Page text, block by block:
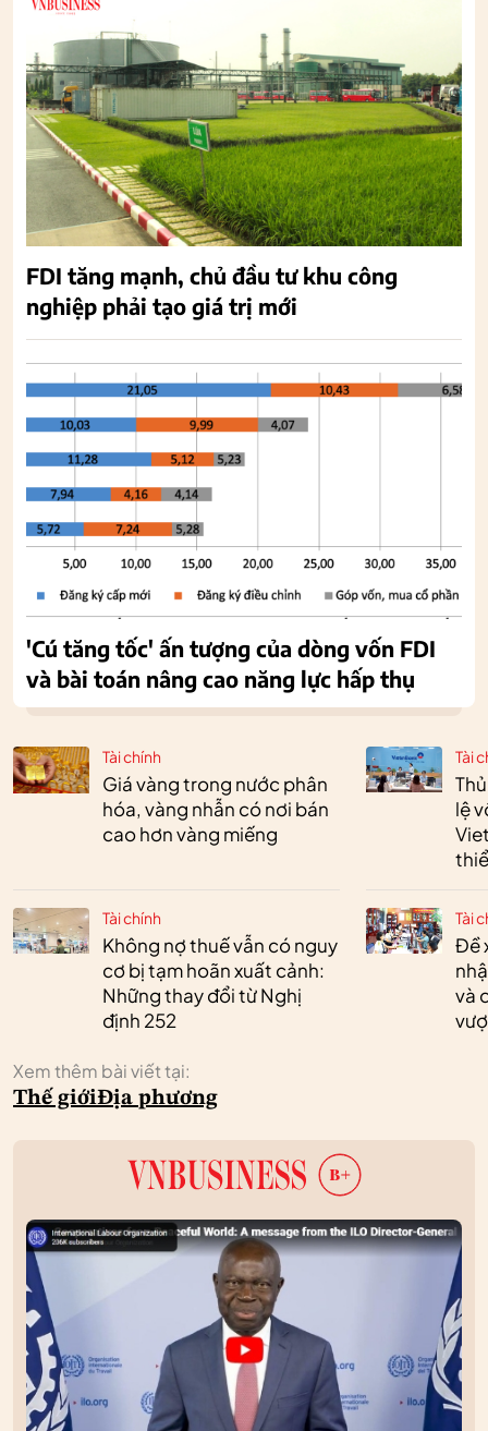
Tài chính
Giá vàng trong nước phân
hóa, vàng nhẫn có nơi bán
cao hơn vàng miếng
Tài chính
Không nợ thuế vẫn có nguy
cơ bị tạm hoãn xuất cảnh:
Những thay đổi từ Nghị
định 252
Tài
lệ
Tài
Đề
và
Xem thêm bài viết tại:
Thế giớiĐịa phương
FDI tăng mạnh, chủ đầu tư khu công
nghiệp phải tạo giá trị mới
'Cú tăng tốc' ấn tượng của dòng vốn FDI
và bài toán nâng cao năng lực hấp thụ